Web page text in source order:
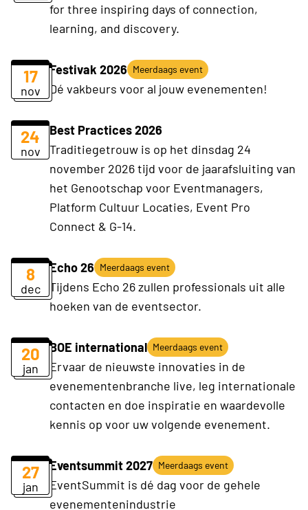
for three inspiring days of connection,
learning, and discovery.
17
nov
Festivak 2026 Meerdaags event
Dé vakbeurs voor al jouw evenementen!
24
nov
Best Practices 2026
Traditiegetrouw is op het dinsdag 24
november 2026 tijd voor de jaarafsluiting van
het Genootschap voor Eventmanagers,
Platform Cultuur Locaties, Event Pro
Connect & G-14.
8
dec
Echo 26 Meerdaags event
Tijdens Echo 26 zullen professionals uit alle
hoeken van de eventsector.
20
jan
BOE international Meerdaags event
Ervaar de nieuwste innovaties in de
evenementenbranche live, leg internationale
contacten en doe inspiratie en waardevolle
kennis op voor uw volgende evenement.
27
jan
Eventsummit 2027 Meerdaags event
EventSummit is dé dag voor de gehele
evenementenindustrie